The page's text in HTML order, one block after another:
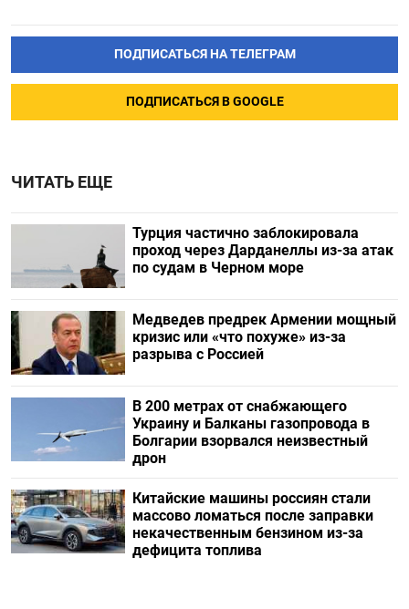
ПОДПИСАТЬСЯ НА ТЕЛЕГРАМ
ПОДПИСАТЬСЯ В GOOGLE
ЧИТАТЬ ЕЩЕ
Турция частично заблокировала
проход через Дарданеллы из-за атак
по судам в Черном море
Медведев предрек Армении мощный
кризис или «что похуже» из-за
разрыва с Россией
В 200 метрах от снабжающего
Украину и Балканы газопровода в
Болгарии взорвался неизвестный
дрон
Китайские машины россиян стали
массово ломаться после заправки
некачественным бензином из-за
дефицита топлива